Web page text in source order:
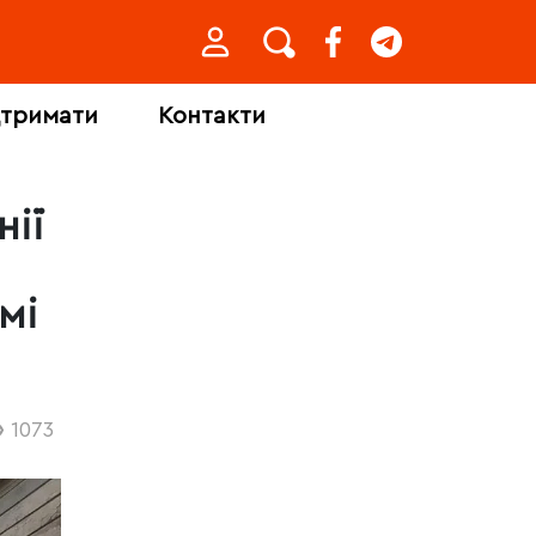
Контакти
1073